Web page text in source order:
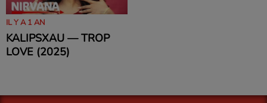
IL Y A 1 AN
KALIPSXAU — TROP
LOVE (2025)